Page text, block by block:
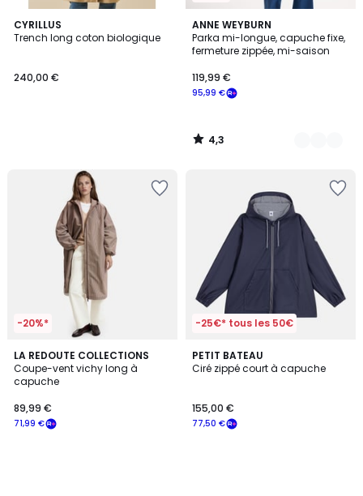
CYRILLUS
Trench long coton biologique
240,00 €
ANNE WEYBURN
Parka mi-longue, capuche fixe,
fermeture zippée, mi-saison
95,99 €
119,99 €
4,3
/ 5
2
Couleurs
4,3
/
-20%*
LA REDOUTE COLLECTIONS
Coupe-vent vichy long à
capuche
71,99 €
89,99 €
-25€* tous les 50€
PETIT BATEAU
Ciré zippé court à capuche
77,50 €
155,00 €